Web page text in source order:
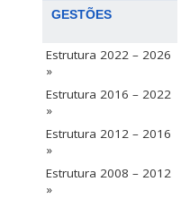
GESTÕES
Estrutura 2022 – 2026
»
Estrutura 2016 – 2022
»
Estrutura 2012 – 2016
»
Estrutura 2008 – 2012
»